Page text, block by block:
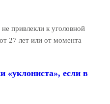
привлекли к уголовной
27 лет или от момента
«уклониста», если в